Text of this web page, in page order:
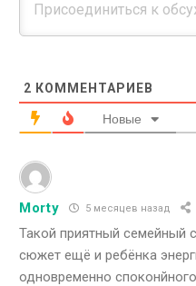
2 КОММЕНТАРИЕВ
Новые
Morty 5 месяцев назад
Такой приятный семейный
сюжет ещё и ребёнка
одновременно